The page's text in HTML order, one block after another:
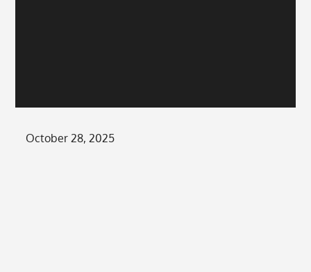
Posted
October 28, 2025